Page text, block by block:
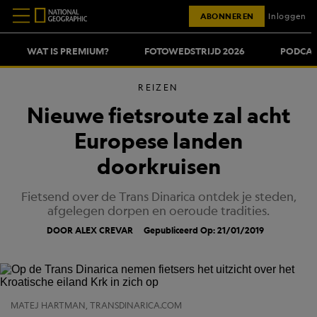
WAT IS PREMIUM? FOTOWEDSTRIJD 2026
ABONNEREN Inloggen
REIZEN
Nieuwe fietsroute zal acht
Europese landen
doorkruisen
Fietsend over de Trans Dinarica ontdek je steden,
afgelegen dorpen en oeroude tradities.
DOOR ALEX CREVAR Gepubliceerd Op: 21/01/2019
MATEJ HARTMAN, TRANSDINARICA.COM